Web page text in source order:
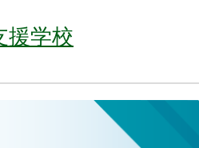
援学校